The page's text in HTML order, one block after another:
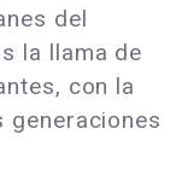
del
la llama de
con la
generaciones